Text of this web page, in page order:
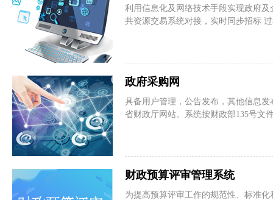
利用信息化及网络技术手段实现政府
共资源交易系统对接，实时同步招标
政府采购网
具备用户管理，公告发布，其他信息
省财政厅网站。系统按财政部135号文
财政预算评审管理系统
为提高预算评审工作的规范性、标准